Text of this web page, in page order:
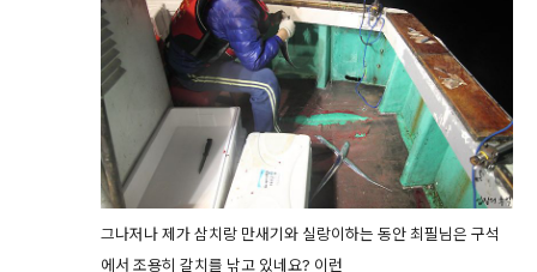
그나저나 제가 삼치랑 만새기와 실랑이하는 동안 최필님은 구석
에서 조용히 갈치를 낚고 있네요? 이런